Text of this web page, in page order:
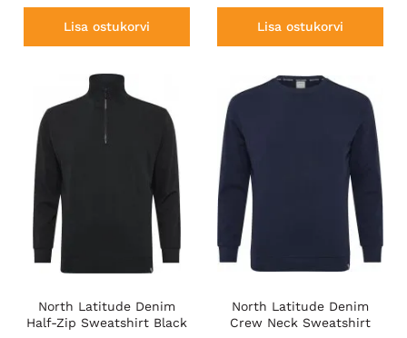
Lisa ostukorvi Lisa ostukorvi
North Latitude Denim
Half-Zip Sweatshirt Black
North Latitude Denim
Crew Neck Sweatshirt